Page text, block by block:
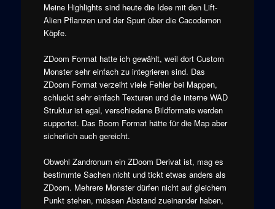
Meine Highlights sind heute die Idee mit den Lift-
Alien Pflanzen und der Spurt über die Cacodemon
Köpfe.
ZDoom Format hatte ich gewählt, weil dort Custom
Monster sehr einfach zu integrieren sind. Das
ZDoom Format verzeiht viele Fehler bei Mappen,
schluckt sehr einfach Texturen und die interne WAD
Struktur ist egal, verschiedene Bildformate werden
supportet. Das Boom Format hätte für die Map aber
sicherlich auch gereicht.
Obwohl Zandronum ein ZDoom Derivat ist, mag es
bestimmte Sachen nicht und tickt etwas anders als
ZDoom. Mehrere Monster dürfen nicht auf gleichem
Punkt stehen, müssen Abstand zueinander haben,